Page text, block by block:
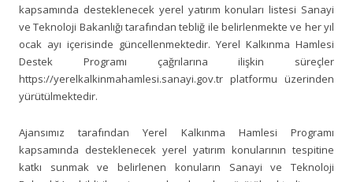
kapsamında desteklenecek yerel yatırım konuları listesi Sanayi
ve Teknoloji Bakanlığı tarafından tebliğ ile belirlenmekte ve her yıl
ocak ayı içerisinde güncellenmektedir. Yerel Kalkınma Hamlesi
Destek Programı çağrılarına ilişkin süreçler
https://yerelkalkinmahamlesi.sanayi.gov.tr platformu üzerinden
yürütülmektedir.
Ajansımız tarafından Yerel Kalkınma Hamlesi Programı
kapsamında desteklenecek yerel yatırım konularının tespitine
katkı sunmak ve belirlenen konuların Sanayi ve Teknoloji